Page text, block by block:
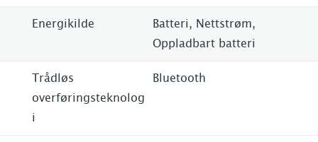
Energikilde
Batteri, Nettstrøm,
Oppladbart batteri
Trådløs
overføringsteknolog
i
Bluetooth